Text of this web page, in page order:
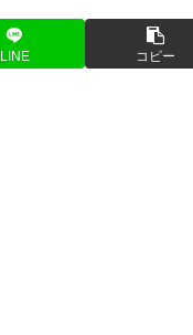
LINE コピー